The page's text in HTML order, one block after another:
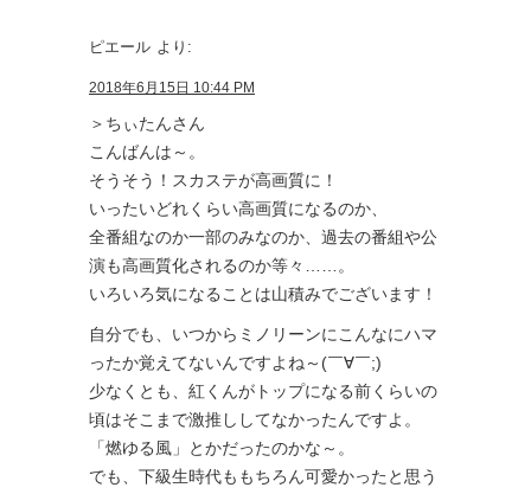
ピエール より:
2018年6月15日 10:44 PM
＞ちぃたんさん
こんばんは～。
そうそう！スカステが高画質に！
いったいどれくらい高画質になるのか、
全番組なのか一部のみなのか、過去の番組や公
演も高画質化されるのか等々……。
いろいろ気になることは山積みでございます！
自分でも、いつからミノリーンにこんなにハマ
ったか覚えてないんですよね～(￣∀￣;)
少なくとも、紅くんがトップになる前くらいの
頃はそこまで激推ししてなかったんですよ。
「燃ゆる風」とかだったのかな～。
でも、下級生時代ももちろん可愛かったと思う